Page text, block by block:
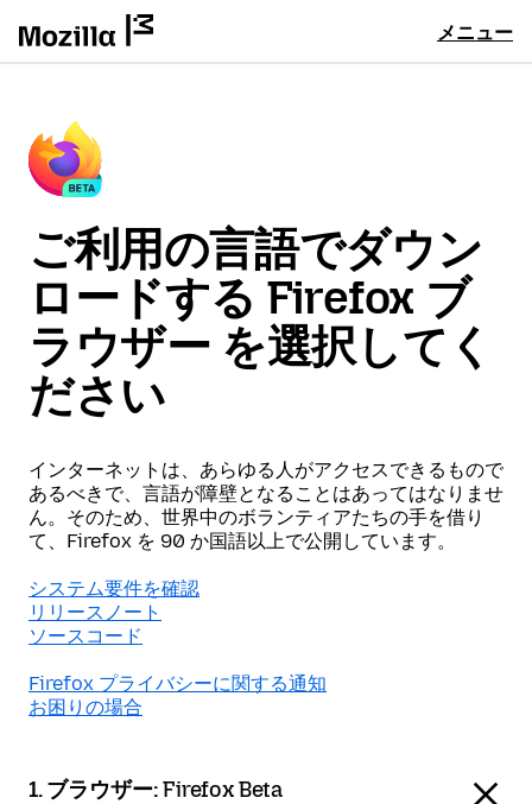
メニュー
ご利用の言語でダウン
ロードする Firefox ブ
ラウザー を選択してく
ださい
インターネットは、あらゆる人がアクセスできるもので
あるべきで、言語が障壁となることはあってはなりませ
ん。そのため、世界中のボランティアたちの手を借り
て、Firefox を 90 か国語以上で公開しています。
システム要件を確認
リリースノート
ソースコード
Firefox プライバシーに関する通知
お困りの場合
1. ブラウザー:Firefox Beta